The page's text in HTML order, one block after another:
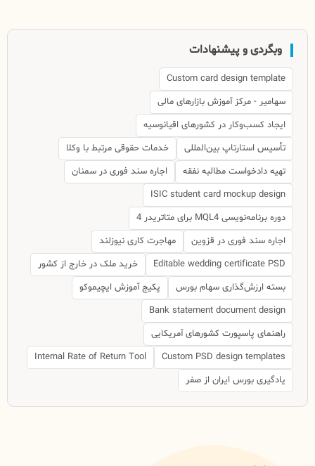
وبگردی و پیشنهادات
Custom card design template
سهامیر - مرکز آموزش بازارهای مالی
ایجاد کسب‌وکار در کشورهای اقیانوسیه
تأسیس استارتاپ بین‌المللی
خدمات حقوقی مرتبط با وکلا
تهیه دادخواست مطالبه نفقه
اجاره سند فوری در سمنان
ISIC student card mockup design
دوره برنامه‌نویسی MQL4 برای متاتریدر 4
اجاره سند فوری در قزوین
مهاجرت کاری نیوزلند
Editable wedding certificate PSD
خرید ملک در خارج از کشور
بسته ارزش‌گذاری سهام بورس
پکیج آموزش ایچیموکو
Bank statement document design
راهنمای پاسپورت کشورهای آمریکایی
Custom PSD design templates
Internal Rate of Return Tool
یادگیری بورس ایران از صفر